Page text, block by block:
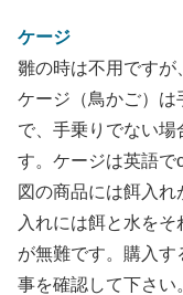
ケージ
雛の時は不用ですが
ケージ（鳥かご）は
で、手乗りでない場
す。ケージは英語で
図の商品には餌入
入れには餌と水を
が無難です。購入す
事を確認して下さい